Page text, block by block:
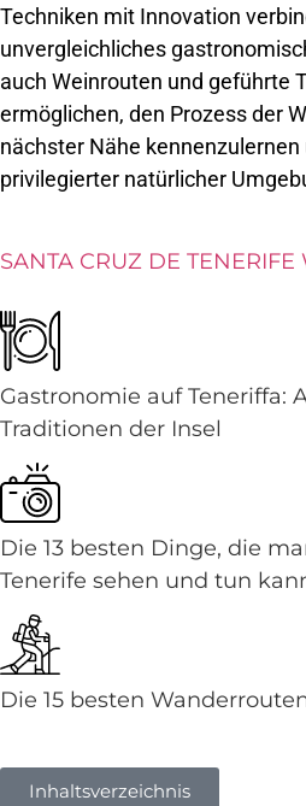
Techniken mit Innovation
unvergleichliches
auch Weinrouten und geführte
ermöglichen, den Prozess der
nächster Nähe
privilegierter natürlicher
SANTA CRUZ DE TENERIFE
Gastronomie auf Teneriffa:
Traditionen der Insel
Die 13 besten Dinge, die
Tenerife sehen und tun
Die 15 besten
Inhaltsverzeichnis